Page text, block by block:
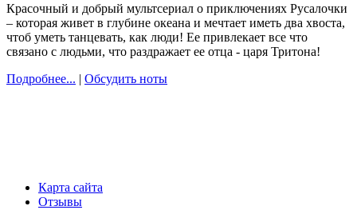
Красочный и добрый мультсериал о приключениях Русалочки
– которая живeт в глубине океана и мечтает иметь два хвоста,
чтоб уметь танцевать, как люди! Ее привлекает все что
связано с людьми, что раздражает ее отца - царя Тритона!
Подробнее... | Обсудить ноты
Карта сайта
Отзывы